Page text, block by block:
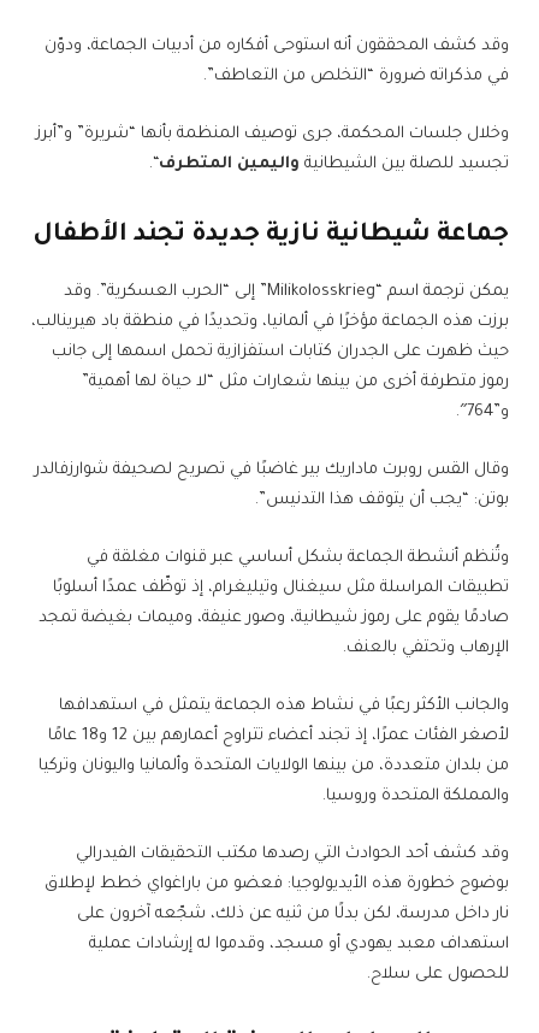
وقد كشف المحققون أنه استوحى أفكاره من أدبيات الجماعة، ودوّن
في مذكراته ضرورة “التخلص من التعاطف”.
وخلال جلسات المحكمة، جرى توصيف المنظمة بأنها “شريرة” و”أبرز
تجسيد للصلة بين الشيطانية واليمين المتطرف“.
جماعة شيطانية نازية جديدة تجند الأطفال
يمكن ترجمة اسم “Milikolosskrieg” إلى “الحرب العسكرية”. وقد
برزت هذه الجماعة مؤخرًا في ألمانيا، وتحديدًا في منطقة باد هيرينالب،
حيث ظهرت على الجدران كتابات استفزازية تحمل اسمها إلى جانب
رموز متطرفة أخرى من بينها شعارات مثل “لا حياة لها أهمية”
و”764″.
وقال القس روبرت ماداريك بير غاضبًا في تصريح لصحيفة شوارزفالدر
بوتن: “يجب أن يتوقف هذا التدنيس”.
وتُنظم أنشطة الجماعة بشكل أساسي عبر قنوات مغلقة في
تطبيقات المراسلة مثل سيغنال وتيليغرام، إذ توظّف عمدًا أسلوبًا
صادمًا يقوم على رموز شيطانية، وصور عنيفة، وميمات بغيضة تمجد
الإرهاب وتحتفي بالعنف.
والجانب الأكثر رعبًا في نشاط هذه الجماعة يتمثل في استهدافها
لأصغر الفئات عمرًا، إذ تجند أعضاء تتراوح أعمارهم بين 12 و18 عامًا
من بلدان متعددة، من بينها الولايات المتحدة وألمانيا واليونان وتركيا
والمملكة المتحدة وروسيا.
وقد كشف أحد الحوادث التي رصدها مكتب التحقيقات الفيدرالي
بوضوح خطورة هذه الأيديولوجيا: فعضو من باراغواي خطط لإطلاق
نار داخل مدرسة، لكن بدلًا من ثنيه عن ذلك، شجّعه آخرون على
استهداف معبد يهودي أو مسجد، وقدموا له إرشادات عملية
للحصول على سلاح.